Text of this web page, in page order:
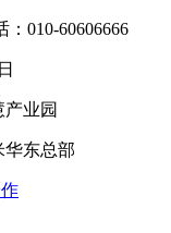
010-60606666
业园
华东总部